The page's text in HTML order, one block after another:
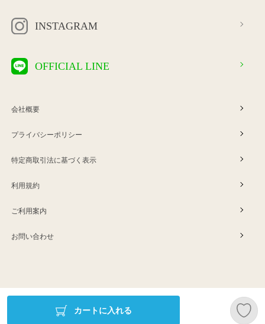
カートに入れる
INSTAGRAM
OFFICIAL LINE
会社概要
プライバシーポリシー
特定商取引法に基づく表示
利用規約
ご利用案内
お問い合わせ
Copyright © ERINA company